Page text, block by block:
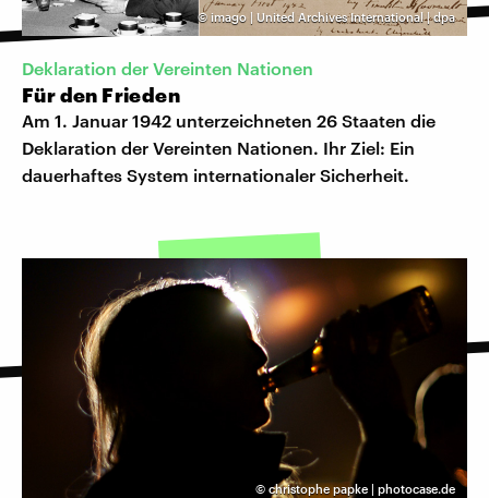
© imago | United Archives International | dpa
Deklaration der Vereinten Nationen
Für den Frieden
Am 1. Januar 1942 unterzeichneten 26 Staaten die
Deklaration der Vereinten Nationen. Ihr Ziel: Ein
dauerhaftes System internationaler Sicherheit.
© christophe papke | photocase.de